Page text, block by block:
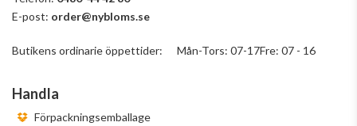
E-post: order@nybloms.se
Butikens ordinarie öppettider: Mån-Tors: 07-17Fre: 07 - 16
Handla
Förpackningsemballage